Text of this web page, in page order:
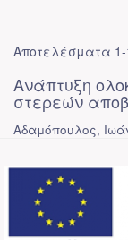
Αποτελέσματα 1-
Ανάπτυξη
στερεών
Αδαμόπουλος,